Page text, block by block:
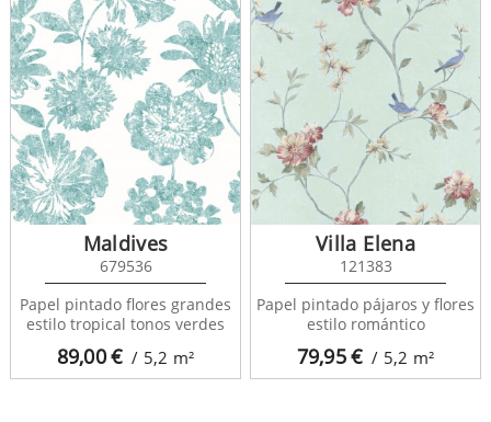
89,00€ / 5,2 m²
Maldives
679536
Papel pintado flores grandes
estilo tropical tonos verdes
79,95€ / 5,2 m²
Villa Elena
121383
Papel pintado pájaros y flores
estilo romántico